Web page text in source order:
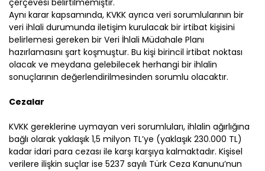
çerçevesi belirtilmemiştir.
Aynı karar kapsamında, KVKK ayrıca veri sorumlularının bir
veri ihlali durumunda iletişim kurulacak bir irtibat kişisini
belirlemesi gereken bir Veri İhlali Müdahale Planı
hazırlamasını şart koşmuştur. Bu kişi birincil irtibat noktası
olacak ve meydana gelebilecek herhangi bir ihlalin
sonuçlarının değerlendirilmesinden sorumlu olacaktır.
Cezalar
KVKK gereklerine uymayan veri sorumluları, ihlalin ağırlığına
bağlı olarak yaklaşık 1,5 milyon TL’ye (yaklaşık 230.000 TL)
kadar idari para cezası ile karşı karşıya kalmaktadır. Kişisel
verilere ilişkin suçlar ise 5237 sayılı Türk Ceza Kanunu’nun